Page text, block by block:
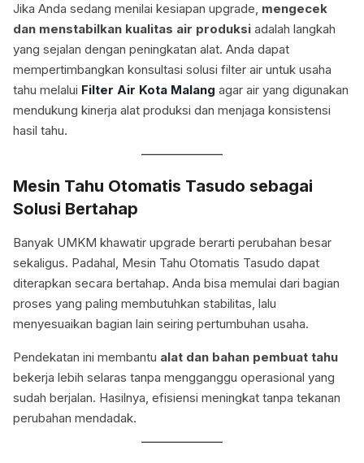
Jika Anda sedang menilai kesiapan upgrade, mengecek
dan menstabilkan kualitas air produksi adalah langkah
yang sejalan dengan peningkatan alat. Anda dapat
mempertimbangkan konsultasi solusi filter air untuk usaha
tahu melalui Filter Air Kota Malang agar air yang digunakan
mendukung kinerja alat produksi dan menjaga konsistensi
hasil tahu.
Mesin Tahu Otomatis Tasudo sebagai
Solusi Bertahap
Banyak UMKM khawatir upgrade berarti perubahan besar
sekaligus. Padahal, Mesin Tahu Otomatis Tasudo dapat
diterapkan secara bertahap. Anda bisa memulai dari bagian
proses yang paling membutuhkan stabilitas, lalu
menyesuaikan bagian lain seiring pertumbuhan usaha.
Pendekatan ini membantu alat dan bahan pembuat tahu
bekerja lebih selaras tanpa mengganggu operasional yang
sudah berjalan. Hasilnya, efisiensi meningkat tanpa tekanan
perubahan mendadak.